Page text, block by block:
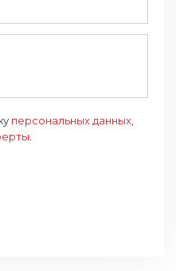
персональных данных